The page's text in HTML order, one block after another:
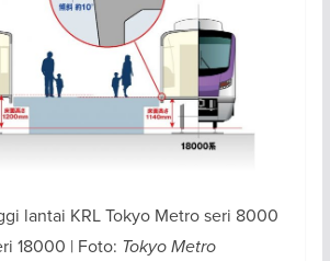
lantai KRL Tokyo Metro seri 8000
18000 | Foto: Tokyo Metro